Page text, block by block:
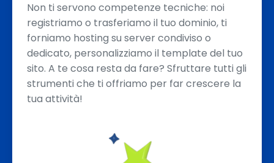
Non ti servono competenze tecniche: noi
registriamo o trasferiamo il tuo dominio, ti
forniamo hosting su server condiviso o
dedicato, personalizziamo il template del tuo
sito. A te cosa resta da fare? Sfruttare tutti gli
strumenti che ti offriamo per far crescere la
tua attività!